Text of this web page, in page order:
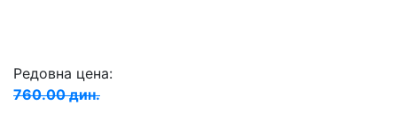
Редовна цена:
760.00 дин.